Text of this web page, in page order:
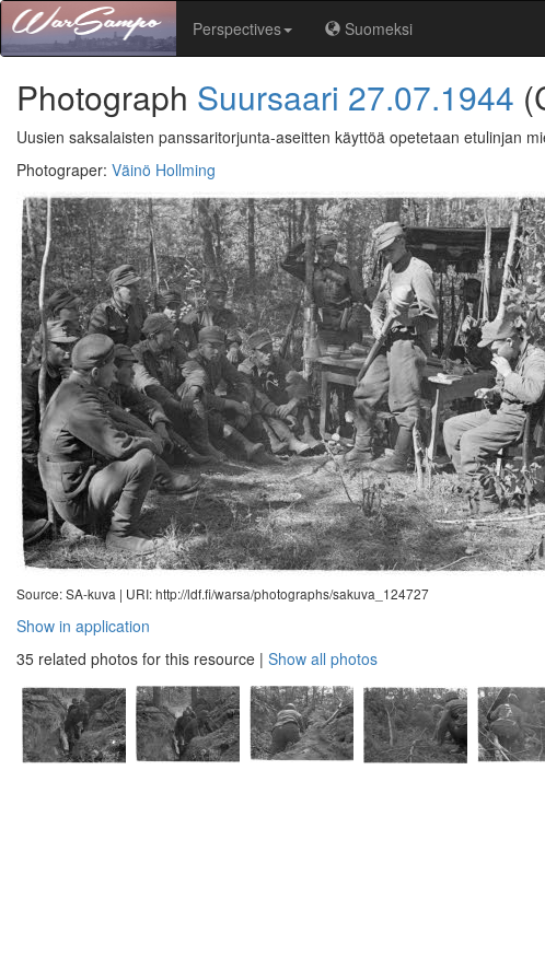
Perspectives Suomeksi
Photograph Suursaari 27.07.1944
Uusien saksalaisten panssaritorjunta-aseitten käyttöä opetetaan etulinjan
Photograper: Väinö Hollming
Source: SA-kuva | URI: http://ldf.fi/warsa/photographs/sakuva_124727
Show in application
35 related photos for this resource | Show all photos